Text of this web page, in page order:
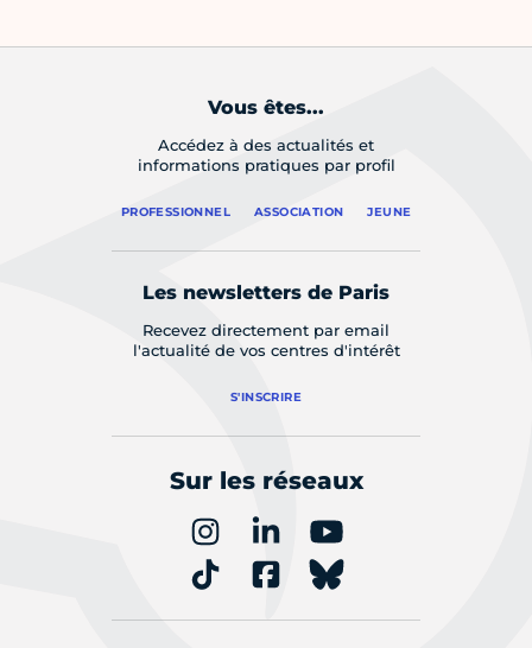
Vous êtes...
Accédez à des actualités et
informations pratiques par profil
PROFESSIONNEL ASSOCIATION JEUNE
Les newsletters de Paris
Recevez directement par email
l'actualité de vos centres d'intérêt
S'INSCRIRE
Sur les réseaux